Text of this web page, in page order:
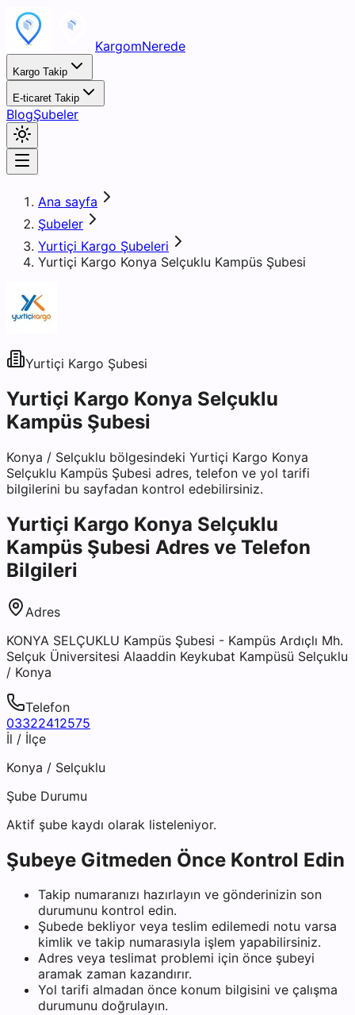
KargomNerede
Kargo Takip
E-ticaret Takip
BlogŞubeler
Ana sayfa
Şubeler
Yurtiçi Kargo Şubeleri
Yurtiçi Kargo Konya Selçuklu Kampüs Şubesi
Yurtiçi Kargo Şubesi
Yurtiçi Kargo Konya Selçuklu
Kampüs Şubesi
Konya / Selçuklu bölgesindeki Yurtiçi Kargo Konya
Selçuklu Kampüs Şubesi adres, telefon ve yol tarifi
bilgilerini bu sayfadan kontrol edebilirsiniz.
Yurtiçi Kargo Konya Selçuklu
Kampüs Şubesi Adres ve Telefon
Bilgileri
Adres
KONYA SELÇUKLU Kampüs Şubesi - Kampüs Ardıçlı Mh.
Selçuk Üniversitesi Alaaddin Keykubat Kampüsü Selçuklu
/ Konya
Telefon
03322412575
İl / İlçe
Konya / Selçuklu
Şube Durumu
Aktif şube kaydı olarak listeleniyor.
Şubeye Gitmeden Önce Kontrol Edin
Takip numaranızı hazırlayın ve gönderinizin son
durumunu kontrol edin.
Şubede bekliyor veya teslim edilemedi notu varsa
kimlik ve takip numarasıyla işlem yapabilirsiniz.
Adres veya teslimat problemi için önce şubeyi
aramak zaman kazandırır.
Yol tarifi almadan önce konum bilgisini ve çalışma
durumunu doğrulayın.